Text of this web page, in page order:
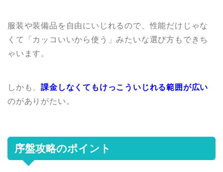
服装や装備品を自由にいじれるので、性能だけじゃな
くて「カッコいいから使う」みたいな選び方もできち
ゃいます。
しかも、課金しなくてもけっこういじれる範囲が広い
のがありがたい。
序盤攻略のポイント